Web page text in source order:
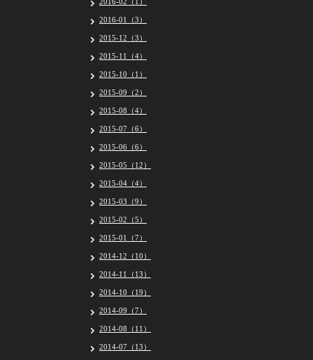
2016-01（3）
2015-12（3）
2015-11（4）
2015-10（1）
2015-09（2）
2015-08（4）
2015-07（6）
2015-06（6）
2015-05（12）
2015-04（4）
2015-03（9）
2015-02（5）
2015-01（7）
2014-12（10）
2014-11（13）
2014-10（19）
2014-09（7）
2014-08（11）
2014-07（13）